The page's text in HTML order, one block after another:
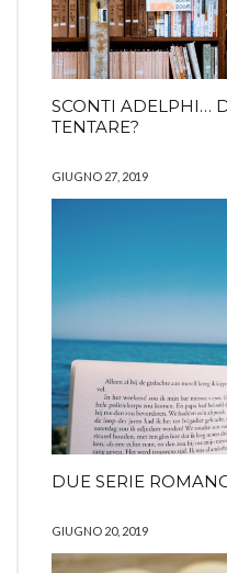
SCONTI ADELPHI…
TENTARE?
GIUGNO 27, 2019
DUE SERIE
GIUGNO 20, 2019